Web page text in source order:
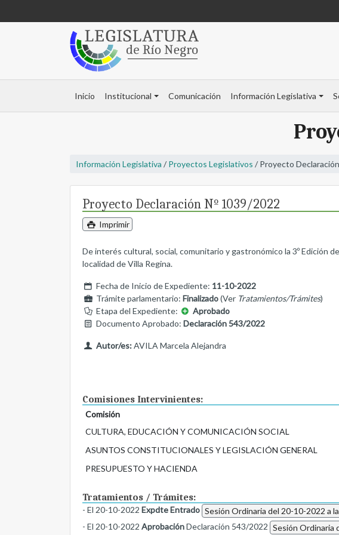
Inicio Institucional Comunicación Información Legislativa
Información Legislativa / Proyectos Legislativos / Proyecto
Proyecto Declaración Nº 1039/2022
Imprimir
De interés cultural, social, comunitario y gastronómico la 3º Edición
localidad de Villa Regina.
Fecha de Inicio de Expediente: 11-10-2022
Trámite parlamentario: Finalizado(Ver Tratamientos/Trámites)
Etapa del Expediente:
Aprobado
Documento Aprobado: Declaración 543/2022
Autor/es:AVILA Marcela Alejandra
Comisiones Intervinientes:
Comisión
CULTURA, EDUCACIÓN Y COMUNICACIÓN SOCIAL
ASUNTOS CONSTITUCIONALES Y LEGISLACIÓN GENERAL
PRESUPUESTO Y HACIENDA
Tratamientos / Trámites:
- El 20-10-2022 Expdte Entrado Sesión Ordinaria del 20-10-2022 a
- El 20-10-2022 AprobaciónDeclaración 543/2022 Sesión Ordinaria